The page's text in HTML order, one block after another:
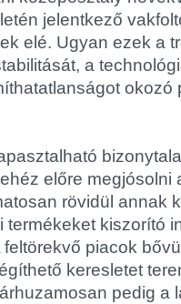
jelentkező
elé. Ugyan ezek a
a
okozó
előre megjósolni
rövidül annak
termékeket kiszorító
piacok
keresletet
pedig a